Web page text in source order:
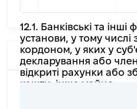
12.1. Банківські та інші
установи, у тому числі
кордоном, у яких у
декларування або
відкриті рахунки або
кошти, інше майно